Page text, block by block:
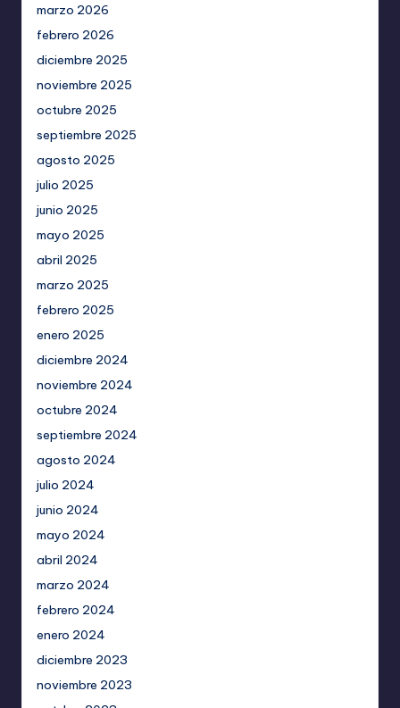
marzo 2026
febrero 2026
diciembre 2025
noviembre 2025
octubre 2025
septiembre 2025
agosto 2025
julio 2025
junio 2025
mayo 2025
abril 2025
marzo 2025
febrero 2025
enero 2025
diciembre 2024
noviembre 2024
octubre 2024
septiembre 2024
agosto 2024
julio 2024
junio 2024
mayo 2024
abril 2024
marzo 2024
febrero 2024
enero 2024
diciembre 2023
noviembre 2023